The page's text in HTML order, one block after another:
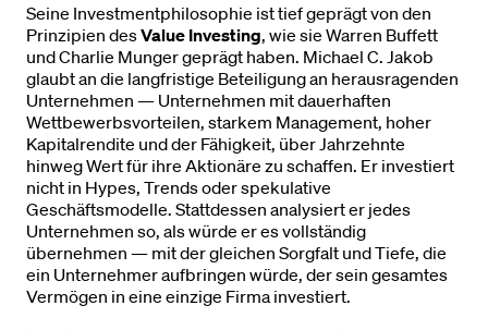
Seine Investmentphilosophie ist tief geprägt von den
Prinzipien desValue Investing, wie sie Warren Buffett
und Charlie Munger geprägt haben. Michael C. Jakob
glaubt an die langfristige Beteiligung an herausragenden
Unternehmen — Unternehmen mit dauerhaften
Wettbewerbsvorteilen, starkem Management, hoher
Kapitalrendite und der Fähigkeit, über Jahrzehnte
hinweg Wert für ihre Aktionäre zu schaffen. Er investiert
nicht in Hypes, Trends oder spekulative
Geschäftsmodelle. Stattdessen analysiert er jedes
Unternehmen so, als würde er es vollständig
übernehmen — mit der gleichen Sorgfalt und Tiefe, die
ein Unternehmer aufbringen würde, der sein gesamtes
Vermögen in eine einzige Firma investiert.